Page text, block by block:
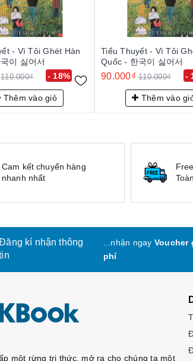
- 18%
- Vì Tôi Ghét Hàn
이 싫어서
110.000₫
Thêm vào giỏ
-
Tiểu Thuyết - Vì Tôi
Quốc - 한국이 싫어서
90.000₫ 110.000₫
Thêm vào
Cam kết chuyển hàng
nhanh nhất
kí nhận thông
...nhận ngay Voucher
phí
một rừng tri thức, mở ra cho chúng ta một